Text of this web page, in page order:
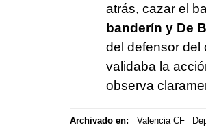
atrás, cazar el
banderín y De
del defensor del
validaba la
observa
Archivado en: Valencia CF